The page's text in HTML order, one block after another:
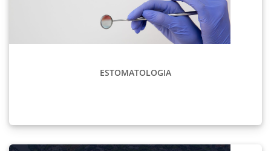
ESTOMATOLOGIA